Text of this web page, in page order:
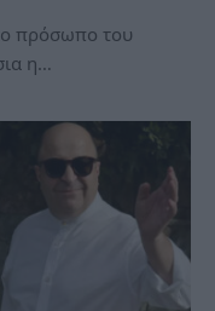
πρόσωπο του
η…